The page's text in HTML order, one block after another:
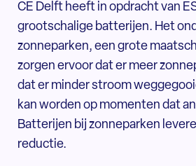
CE Delft heeft in opdracht van
grootschalige batterijen. Het
zonneparken, een grote
zorgen ervoor dat er meer
dat er minder stroom
kan worden op momenten dat
Batterijen bij zonneparken
reductie.